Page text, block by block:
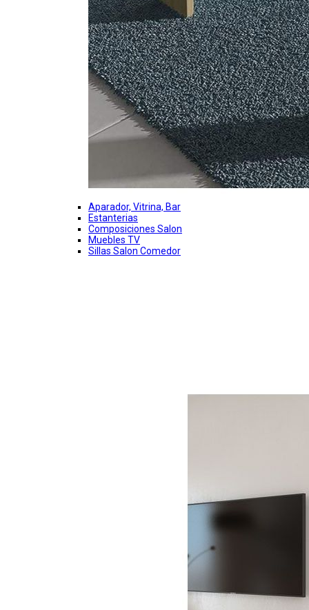
Aparador, Vitrina, Bar
Estanterias
Composiciones Salon
Muebles TV
Sillas Salon Comedor